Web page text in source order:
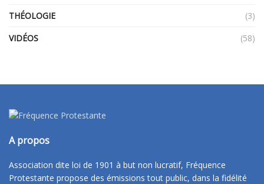
THÉOLOGIE
(3)
VIDÉOS
(58)
A propos
Association dite loi de 1901 à but non lucratif, Fréquence
Protestante propose des émissions tout public, dans la fidélité